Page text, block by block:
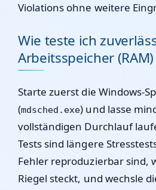
Violations ohne weitere
Wie teste ich
Arbeitsspeicher
Starte zuerst die Windows-
(mdsched.exe) und lasse
vollständigen Durchlauf
Tests sind längere
Fehler reproduzierbar sind,
Riegel steckt, und wechsle